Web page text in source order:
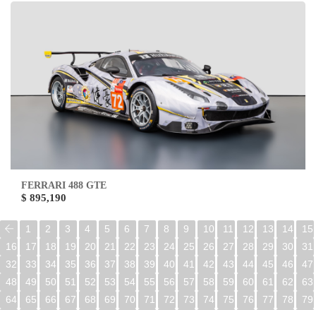
FERRARI 488 GTE
$ 895,190
1 2 3 4 5 6 7 8 9 10 11 12 13 14
15
16
17 18 19 20 21 22 23 24 25 26 27 28 29 30
31
32
33 34 35 36 37 38 39 40 41 42 43 44 45 46
47
48
49 50 51 52 53 54 55 56 57 58 59 60 61 62
63
64
65 66 67 68 69 70 71 72 73 74 75 76 77 78
79